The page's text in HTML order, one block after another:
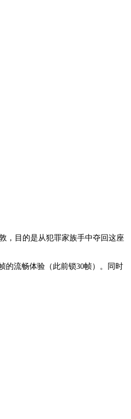
，目的是从犯罪家族手中夺回这座
的流畅体验（此前锁30帧）。同时